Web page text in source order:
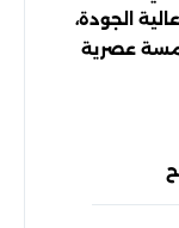
الجودة،
عصرية